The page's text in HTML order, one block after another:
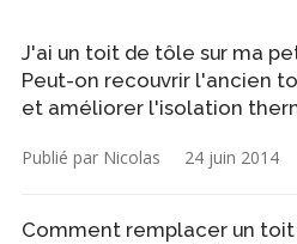
J'ai un toit de tôle sur ma
Peut-on recouvrir l'ancien
et améliorer l'isolation
Publié par Nicolas 24 juin 2014
Comment remplacer un toit